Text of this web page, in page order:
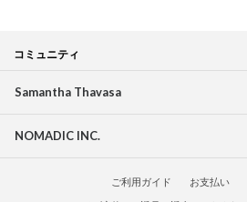
コミュニティ
Samantha Thavasa
NOMADIC INC.
ご利用ガイド お支払い